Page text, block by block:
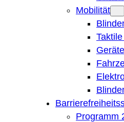
Mobilität
Programm